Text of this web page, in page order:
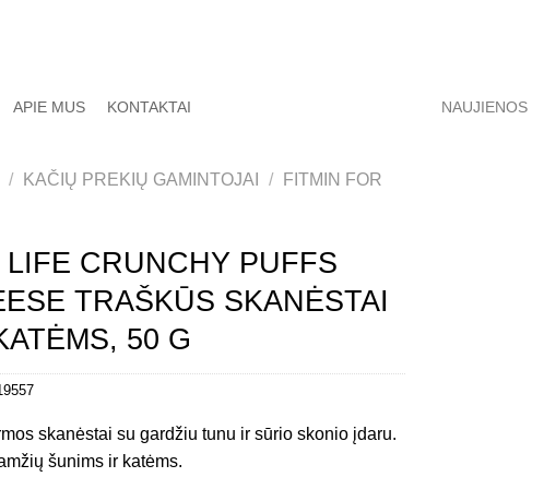
APIE MUS KONTAKTAI NAUJIENOS
/ KAČIŲ PREKIŲ GAMINTOJAI /
FITMIN FOR
CRUNCHY PUFFS
TRAŠKŪS SKANĖSTAI
50 G
skanėstai su gardžiu tunu ir sūrio skonio įdaru.
šunims ir katėms.